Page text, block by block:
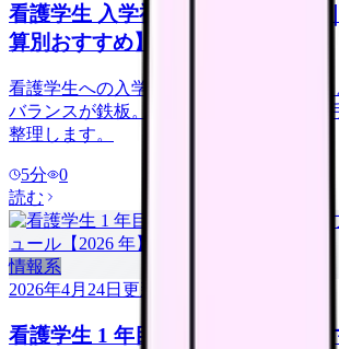
看護学生 入学祝い 20 選【2026 年
算別おすすめ】
看護学生への入学祝いは「実用品」+「
バランスが鉄板。予算別に 20 選、贈る相
整理します。
5分
0
読む
情報系
2026年4月24日 更新
看護学生 1 年目 勉強法 完全ロード